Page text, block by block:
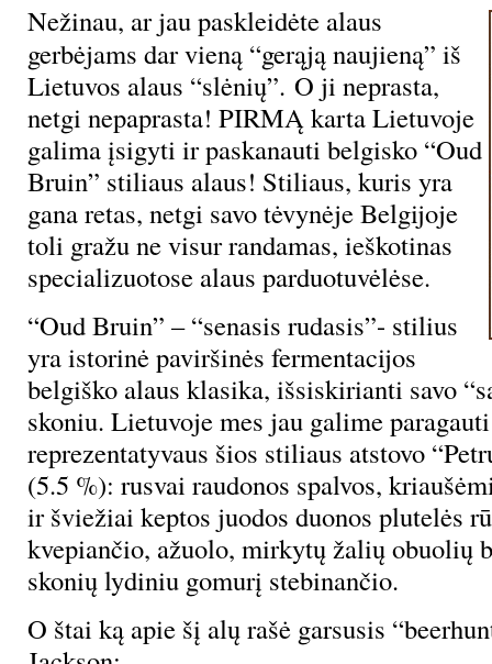
Nežinau, ar jau paskleidėte alaus
gerbėjams dar vieną “gerąją naujieną” iš
Lietuvos alaus “slėnių”. O ji neprasta,
netgi nepaprasta! PIRMĄ karta Lietuvoje
galima įsigyti ir paskanauti belgisko “Oud
Bruin” stiliaus alaus! Stiliaus, kuris yra
gana retas, netgi savo tėvynėje Belgijoje
toli gražu ne visur randamas, ieškotinas
specializuotose alaus parduotuvėlėse.
“Oud Bruin” – “senasis rudasis”- stilius
yra istorinė paviršinės fermentacijos
belgiško alaus klasika, išsiskirianti savo
skoniu. Lietuvoje mes jau galime
reprezentatyvaus šios stiliaus atstovo
(5.5 %): rusvai raudonos spalvos,
ir šviežiai keptos juodos duonos plutelės
kvepiančio, ažuolo, mirkytų žalių obuolių
skonių lydiniu gomurį stebinančio.
O štai ką apie šį alų rašė garsusis